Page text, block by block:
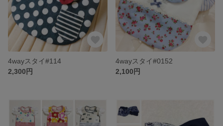
4wayスタイ#114
2,300円
4wayスタイ#0152
2,100円